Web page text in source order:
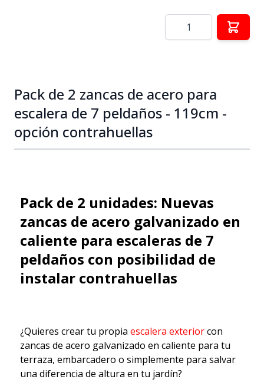
Cantidad
Pack de 2 zancas de acero para
escalera de 7 peldaños - 119cm -
opción contrahuellas
Pack de 2 unidades: Nuevas
zancas de acero galvanizado en
caliente para escaleras de 7
peldaños con posibilidad de
instalar contrahuellas
¿Quieres crear tu propia escalera exteriorcon
zancas de acero galvanizado en caliente para tu
terraza, embarcadero o simplemente para salvar
una diferencia de altura en tu jardín?